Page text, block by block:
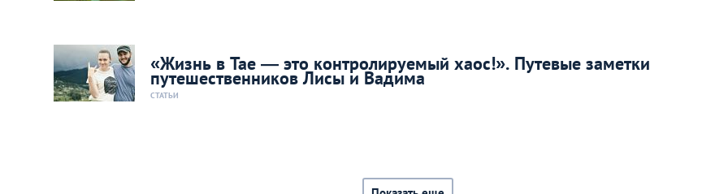
«Жизнь в Тае — это контролируемый хаос!». Путевые заметки
путешественников Лисы и Вадима
СТАТЬИ